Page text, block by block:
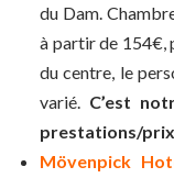
du Dam.
à partir de 154€,
du centre, le
varié. C’est
prestations/
Mövenpick